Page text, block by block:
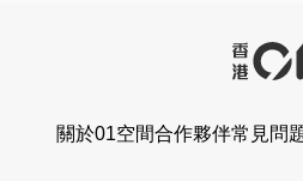
關於01空間合作夥伴常見問